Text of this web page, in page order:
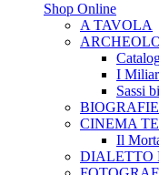
Shop Online
A TAVOLA
I
Sassi
CINEMA
Il
DIALETTO